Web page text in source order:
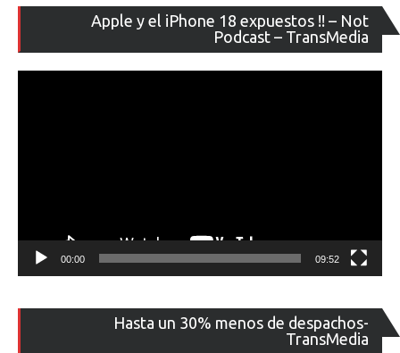
Apple y el iPhone 18 expuestos !! – Not
Podcast – TransMedia
de
00:00 09:52
Hasta un 30% menos de despachos-
TransMedia
de